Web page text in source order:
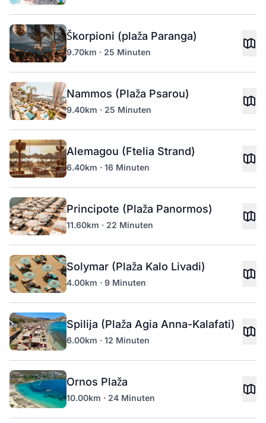
Škorpioni (plaža Paranga)
9.70km · 25 Minuten
Nammos (Plaža Psarou)
9.40km · 25 Minuten
Alemagou (Ftelia Strand)
6.40km · 16 Minuten
Principote (Plaža Panormos)
11.60km · 22 Minuten
Solymar (Plaža Kalo Livadi)
4.00km · 9 Minuten
Spilija (Plaža Agia Anna-Kalafati)
6.00km · 12 Minuten
Ornos Plaža
10.00km · 24 Minuten